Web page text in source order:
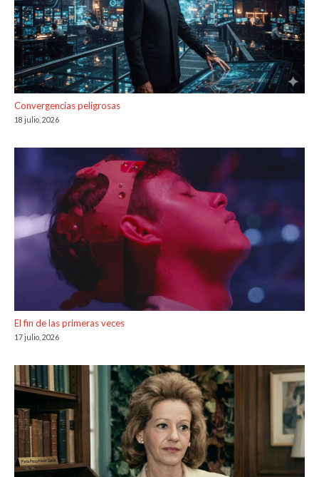
Convergencias peligrosas
18 julio, 2026
El fin de las primeras veces
17 julio, 2026